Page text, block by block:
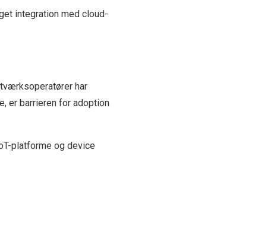
integration med cloud-
har
er barrieren for adoption
platforme og device